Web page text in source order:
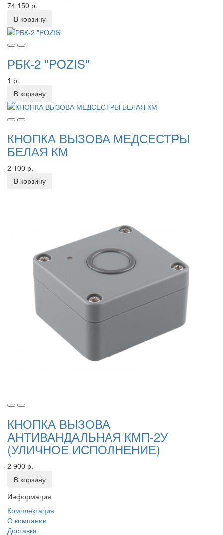
74 150 р.
В корзину
РБК-2 "POZIS"
1 р.
В корзину
КНОПКА ВЫЗОВА МЕДСЕСТРЫ
БЕЛАЯ КМ
2 100 р.
В корзину
КНОПКА ВЫЗОВА
АНТИВАНДАЛЬНАЯ КМП-2У
(УЛИЧНОЕ ИСПОЛНЕНИЕ)
2 900 р.
В корзину
Информация
Комплектация
О компании
Доставка